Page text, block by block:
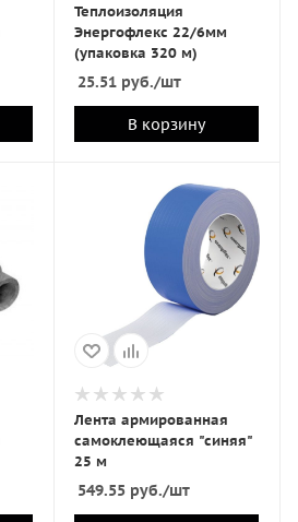
Теплоизоляция
Энергофлекс 22/6мм
(упаковка 320 м)
25.51руб./шт
В корзину
Лента армированная
самоклеющаяся "синяя"
25 м
549.55руб./шт